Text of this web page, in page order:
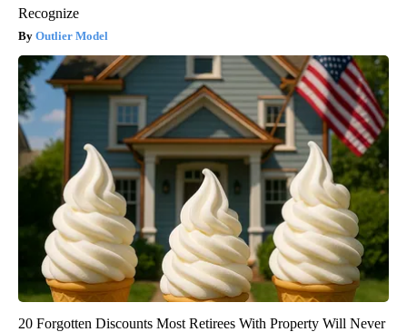
Recognize
Outlier Model
20 Forgotten Discounts Most Retirees With Property Will Never